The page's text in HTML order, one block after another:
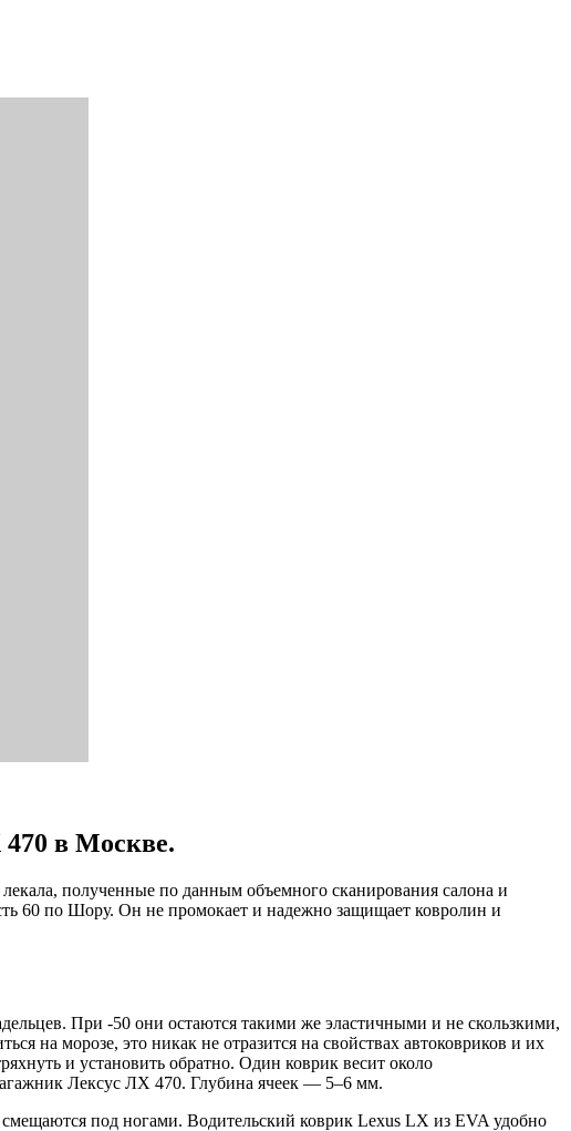
в Москве.
полученные по данным объемного сканирования салона и
60 по Шору. Он не промокает и надежно защищает ковролин и
При -50 они остаются такими же эластичными и не скользкими,
на морозе, это никак не отразится на свойствах автоковриков и их
и установить обратно. Один коврик весит около
Лексус ЛХ 470. Глубина ячеек — 5–6 мм.
под ногами. Водительский коврик Lexus LX из EVA удобно